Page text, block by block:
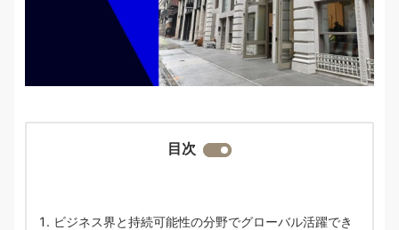
目次
ビジネス界と持続可能性の分野でグローバル活躍でき